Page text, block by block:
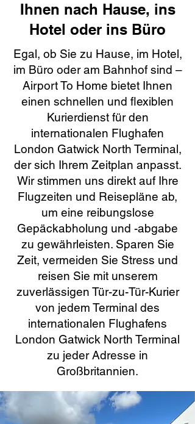
Ihnen nach Hause, ins
Hotel oder ins Büro
Egal, ob Sie zu Hause, im Hotel,
im Büro oder am Bahnhof sind –
Airport To Home bietet Ihnen
einen schnellen und flexiblen
Kurierdienst für den
internationalen Flughafen
London Gatwick North Terminal,
der sich Ihrem Zeitplan anpasst.
Wir stimmen uns direkt auf Ihre
Flugzeiten und Reisepläne ab,
um eine reibungslose
Gepäckabholung und -abgabe
zu gewährleisten. Sparen Sie
Zeit, vermeiden Sie Stress und
reisen Sie mit unserem
zuverlässigen Tür-zu-Tür-Kurier
von jedem Terminal des
internationalen Flughafens
London Gatwick North Terminal
zu jeder Adresse in
Großbritannien.